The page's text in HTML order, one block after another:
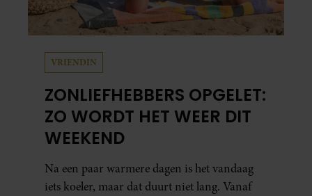
VRIENDIN
ZONLIEFHEBBERS OPGELET:
ZO WORDT HET WEER DIT
WEEKEND
Na een paar warmere dagen is het vandaag
iets koeler, maar dat duurt niet lang. Vanaf